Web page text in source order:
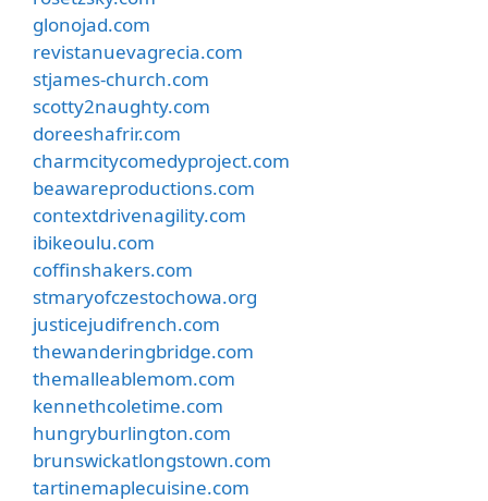
glonojad.com
revistanuevagrecia.com
stjames-church.com
scotty2naughty.com
doreeshafrir.com
charmcitycomedyproject.com
beawareproductions.com
contextdrivenagility.com
ibikeoulu.com
coffinshakers.com
stmaryofczestochowa.org
justicejudifrench.com
thewanderingbridge.com
themalleablemom.com
kennethcoletime.com
hungryburlington.com
brunswickatlongstown.com
tartinemaplecuisine.com